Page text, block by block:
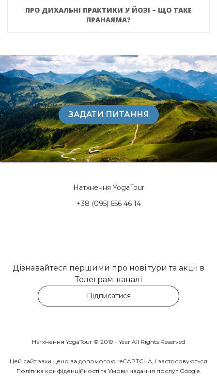
ПРО ДИХАЛЬНІ ПРАКТИКИ У ЙОЗІ – ЩО ТАКЕ
ПРАНАЯМА?
ЗАДАТИ ПИТАННЯ
Натхнення YogaTour
+38 (095) 656 46 14
Дізнавайтеся першими про нові тури та акції в
Телеграм-каналі
Підписатися
Натхнення YogaTour © 2019 - Year All Rights Reserved
Цей сайт захищено за допомогою reCAPTCHA, і застосовуються
Політика конфіденційності та Умови надання послуг Google.